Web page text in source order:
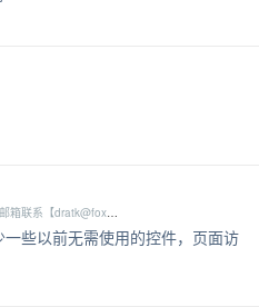
【网站管理员】如有问题，请留言或邮箱联系【dratk@foxmail.com】
一些以前无需使用的控件，页面访